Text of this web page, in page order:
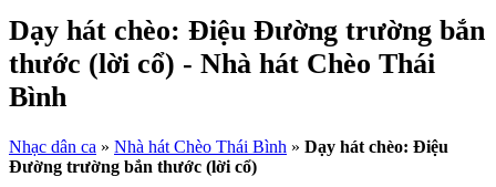
Dạy hát chèo: Điệu Đường trường bắn
thước (lời cổ) - Nhà hát Chèo Thái
Bình
Nhạc dân ca » Nhà hát Chèo Thái Bình » Dạy hát chèo: Điệu
Đường trường bắn thước (lời cổ)